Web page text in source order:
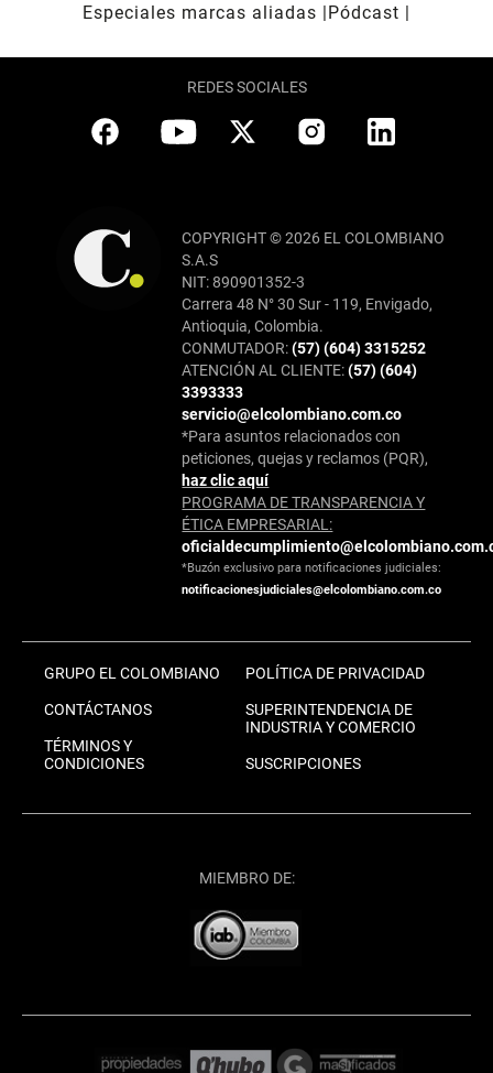
Especiales marcas aliadas
Pódcast
REDES SOCIALES
COPYRIGHT © 2026 EL COLOMBIANO
S.A.S
NIT: 890901352-3
Carrera 48 N° 30 Sur - 119, Envigado,
Antioquia, Colombia.
CONMUTADOR:(57) (604) 3315252
ATENCIÓN AL CLIENTE:(57) (604)
3393333
servicio@elcolombiano.com.co
*Para asuntos relacionados con
peticiones, quejas y reclamos (PQR),
haz clic aquí
PROGRAMA DE TRANSPARENCIA Y
ÉTICA EMPRESARIAL:
*Buzón exclusivo para notificaciones judiciales:
notificacionesjudiciales@elcolombiano.com.co
GRUPO EL COLOMBIANO
CONTÁCTANOS
TÉRMINOS Y
CONDICIONES
POLÍTICA DE PRIVACIDAD
SUPERINTENDENCIA DE
INDUSTRIA Y COMERCIO
SUSCRIPCIONES
MIEMBRO DE: